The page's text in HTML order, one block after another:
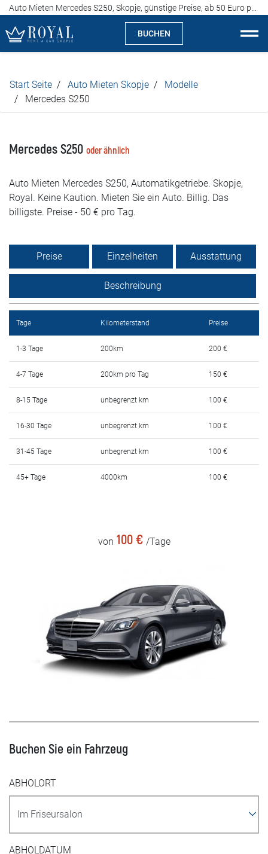
BUCHEN
Über uns
Spezialitäten
Standorte
Auto Mieten
Preise
Mietbedingungen
Haufig gestellte fragen
Blog
Kontakt
MАКЕДОНСКИ
ENGLISH
DEUTSCH
Start Seite Auto Mieten Skopje
Modelle
Mercedes S250
Mercedes S250 oder ähnlich
Auto Mieten Mercedes S250, Automatikgetriebe. Skopje,
Royal. Keine Kaution. Mieten Sie ein Auto. Billig. Das
billigste. Preise - 50 € pro Tag.
Preise Einzelheiten Ausstattung
Beschreibung
Tage Kilometerstand Preise
1-3 Tage 200km 200 €
4-7 Tage 200km pro Tag 150 €
8-15 Tage unbegrenzt km 100 €
16-30 Tage unbegrenzt km 100 €
31-45 Tage unbegrenzt km 100 €
45+ Tage 4000km 100 €
von 100 € /Tage
Buchen Sie ein Fahrzeug
ABHOLORT
ABHOLDATUM